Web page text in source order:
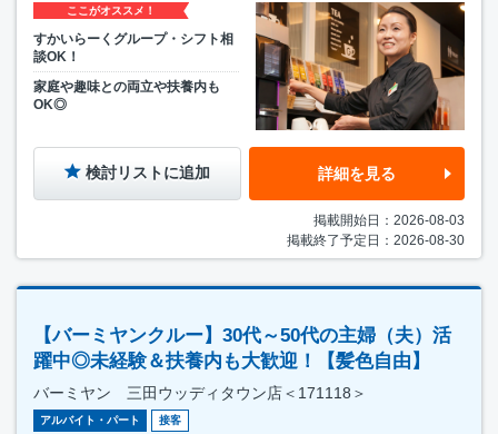
ここがオススメ！
すかいらーくグループ・シフト相
談OK！
家庭や趣味との両立や扶養内も
OK◎
検討リストに追加 詳細を見る
掲載開始日：2026-08-03
掲載終了予定日：2026-08-30
【バーミヤンクルー】30代～50代の主婦（夫）活
躍中◎未経験＆扶養内も大歓迎！【髪色自由】
バーミヤン 三田ウッディタウン店＜171118＞
アルバイト・パート 接客